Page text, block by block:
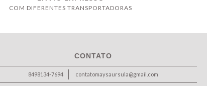
COM DIFERENTES TRANSPORTADORAS
CONTATO
8498134-7694 contatomaysaursula@gmail.com